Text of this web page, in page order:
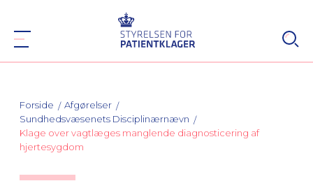
Forside
Afgørelser
Sundhedsvæsenets Disciplinærnævn
Klage over vagtlæges manglende diagnosticering af
hjertesygdom